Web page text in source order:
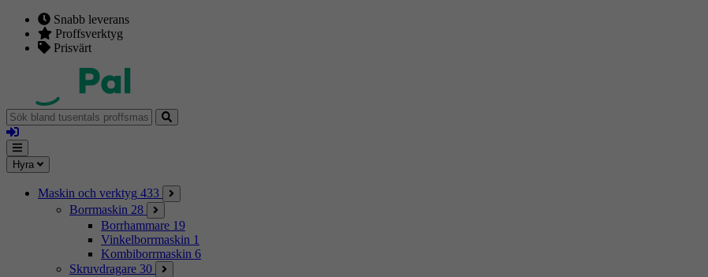
Snabb leverans
Proffsverktyg
Prisvärt
Sök
bland
tusentals
proffsmaskiner
Logga
in
Mina
sidor
Meny
Hyra
Maskin och verktyg 433
Borrmaskin 28
Borrhammare 19
Vinkelborrmaskin 1
Kombiborrmaskin 6
Skruvdragare 30